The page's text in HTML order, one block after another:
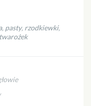
, pasty, rzodkiewki,
twarożek